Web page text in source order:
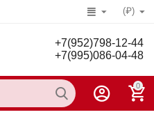
(₽)
+7(952)798-12-44
+7(995)086-04-48
0